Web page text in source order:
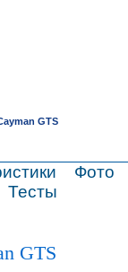
ДРАЙВ
GTS
Фото
Тесты
GTS